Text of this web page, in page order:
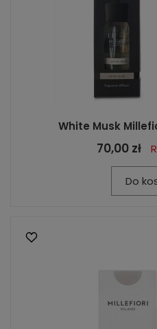
White Musk
70,00 zł
Do